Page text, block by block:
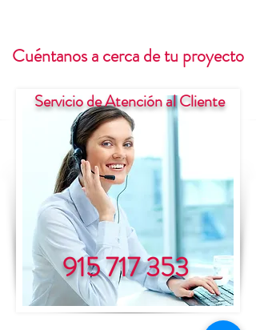
Cuéntanos a cerca de tu proyecto
915 717 353
Servicio de Atención al Cliente